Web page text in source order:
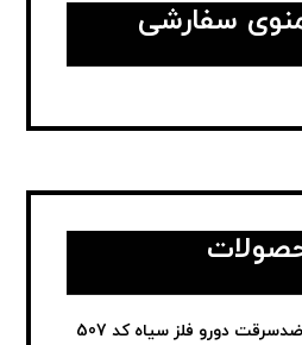
سفارشی
دورو فلز سیاه کد 507